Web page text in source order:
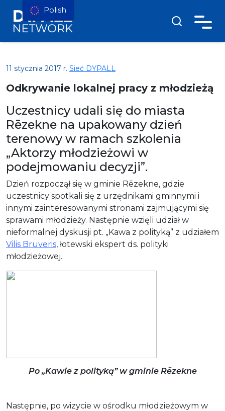
11 stycznia 2017 r. Sieć DYPALL
Odkrywanie lokalnej pracy z młodzieżą
Uczestnicy udali się do miasta
Rēzekne na upakowany dzień
terenowy w ramach szkolenia
„Aktorzy młodzieżowi w
podejmowaniu decyzji”.
Dzień rozpoczął się w gminie Rēzekne, gdzie
uczestnicy spotkali się z urzędnikami gminnymi i
innymi zainteresowanymi stronami zajmującymi się
sprawami młodzieży. Następnie wzięli udział w
nieformalnej dyskusji pt. „Kawa z polityką” z udziałem
Vilis Bruveris, łotewski ekspert ds. polityki
młodzieżowej.
Po „Kawie z polityką” w gminie Rēzekne
Następnie, po wizycie w ośrodku młodzieżowym w
Polish